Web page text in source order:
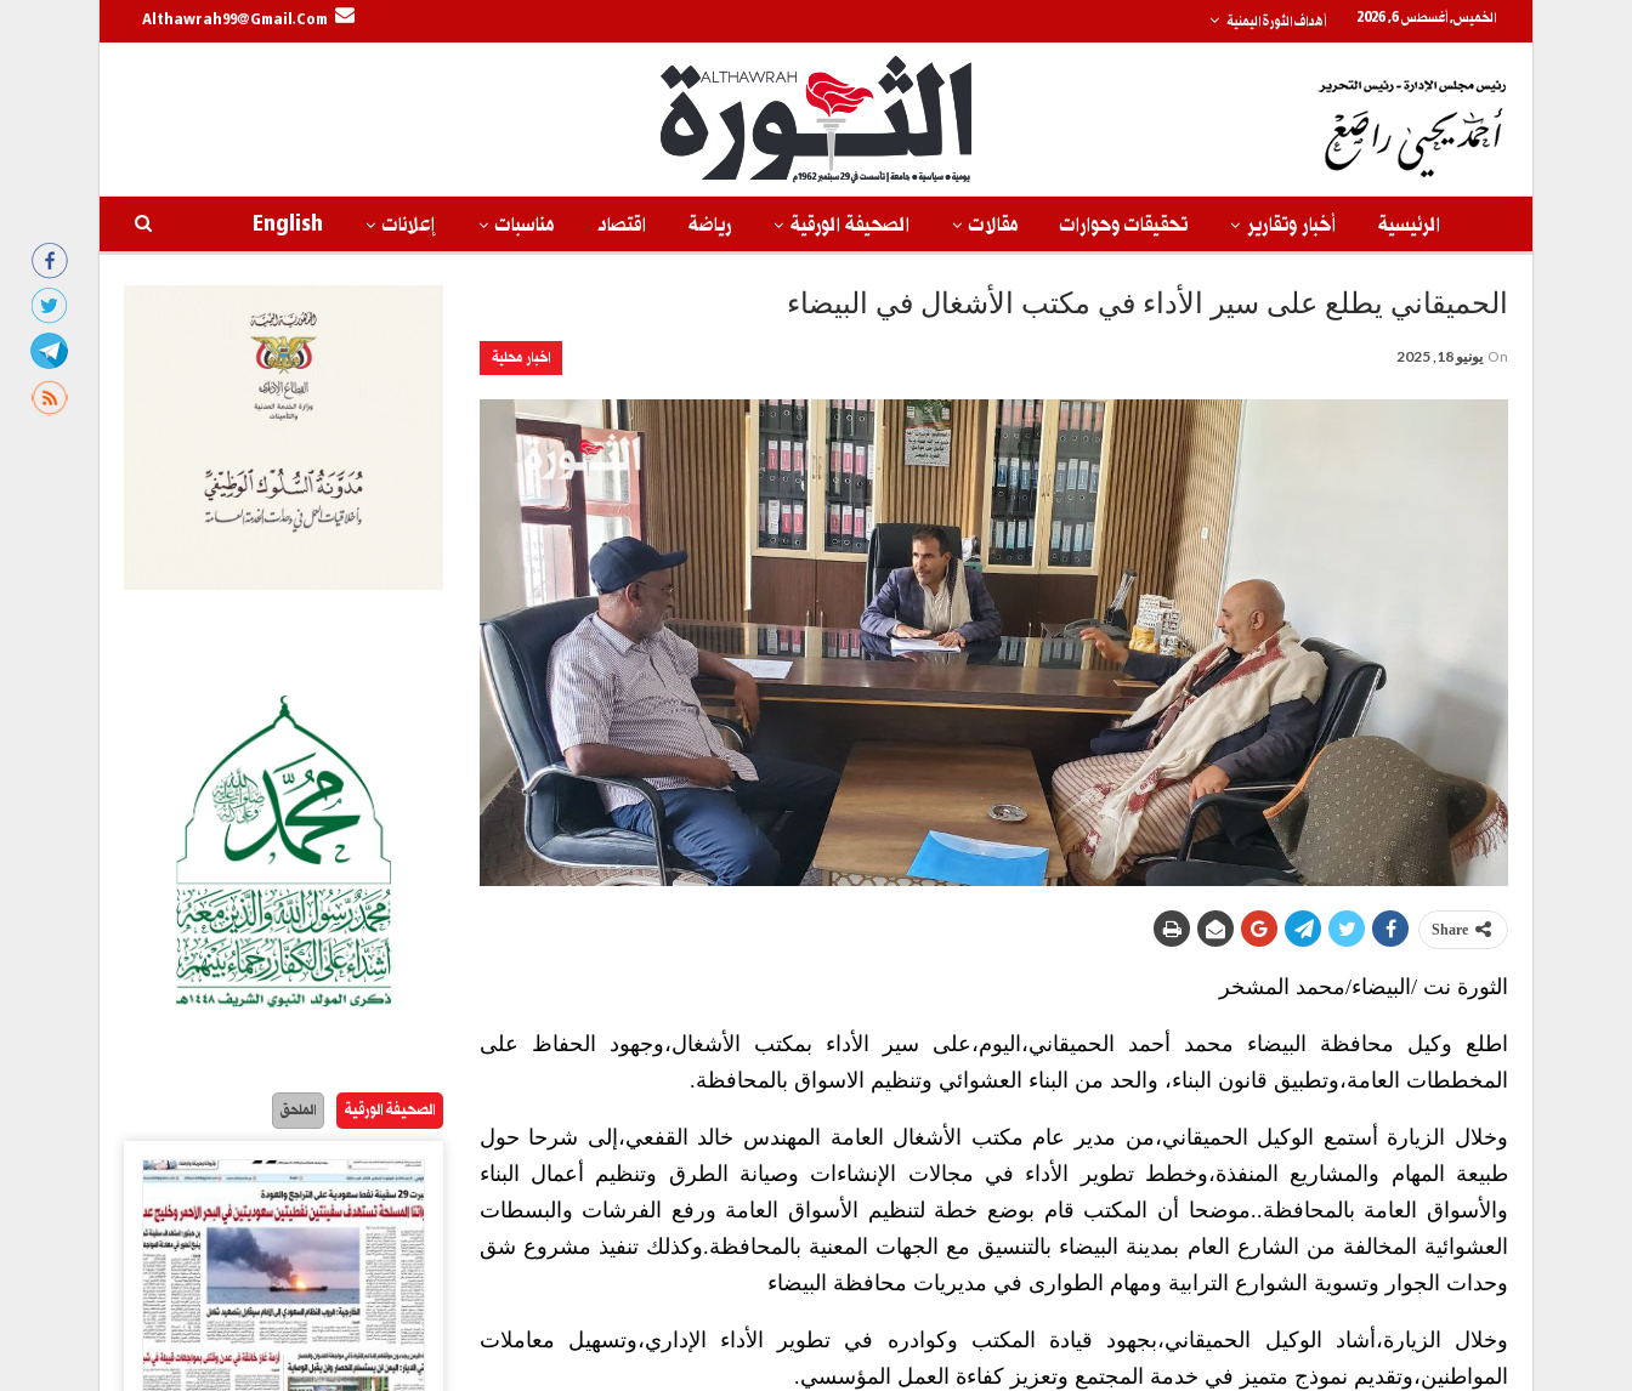
الخميس, أغسطس 6, 2026 أهداف الثورة اليمنية Althawrah99@gmail.com
الرئيسية أخبار وتقارير تحقيقات وحوارات مقالات الصحيفة الورقية رياضة اقتصاد مناسبات إعلانات English
الحميقاني يطلع على سير الأداء في مكتب الأشغال في البيضاء
اخبار محلية On يونيو 18, 2025
Share
الثورة نت /البيضاء/محمد المشخر
اطلع وكيل محافظة البيضاء محمد أحمد الحميقاني،اليوم،على سير الأداء بمكتب الأشغال،وجهود الحفاظ على
المخططات العامة،وتطبيق قانون البناء، والحد من البناء العشوائي وتنظيم الاسواق بالمحافظة.
وخلال الزيارة أستمع الوكيل الحميقاني،من مدير عام مكتب الأشغال العامة المهندس خالد القفعي،إلى شرحا حول
طبيعة المهام والمشاريع المنفذة،وخطط تطوير الأداء في مجالات الإنشاءات وصيانة الطرق وتنظيم أعمال البناء
والأسواق العامة بالمحافظة..موضحا أن المكتب قام بوضع خطة لتنظيم الأسواق العامة ورفع الفرشات والبسطات
العشوائية المخالفة من الشارع العام بمدينة البيضاء بالتنسيق مع الجهات المعنية بالمحافظة.وكذلك تنفيذ مشروع شق
وحدات الجوار وتسوية الشوارع الترابية ومهام الطوارى في مديريات محافظة البيضاء
وخلال الزيارة،أشاد الوكيل الحميقاني،بجهود قيادة المكتب وكوادره في تطوير الأداء الإداري،وتسهيل معاملات
المواطنين،وتقديم نموذج متميز في خدمة المجتمع وتعزيز كفاءة العمل المؤسسي.
الصحيفة الورقية الملحق